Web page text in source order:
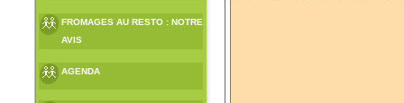
FROMAGES AU RESTO : NOTRE
AVIS
AGENDA